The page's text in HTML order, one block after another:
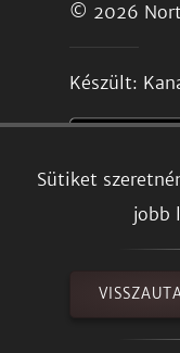
Sütiket
jobb
© 2026
Készült: